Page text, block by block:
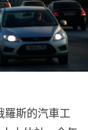
羅斯的汽車工